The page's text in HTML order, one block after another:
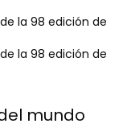
la 98 edición de
la 98 edición de
mundo